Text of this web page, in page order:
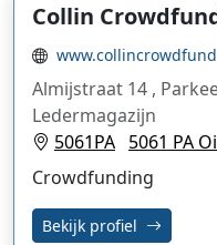
Collin
Almijstraat 14 ,
Ledermagazijn
5061PA 5061 PA
Crowdfunding
Bekijk profiel